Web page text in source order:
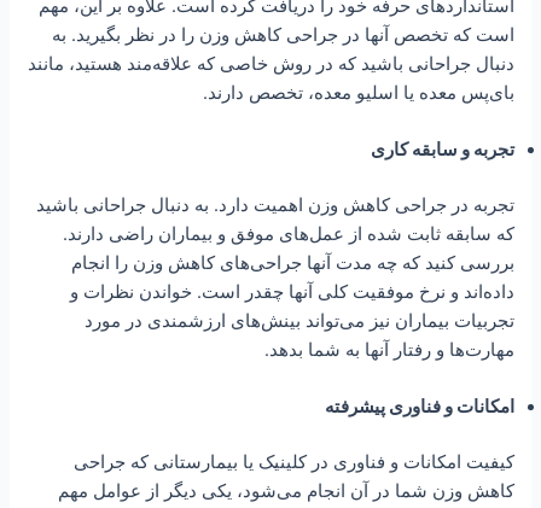
استانداردهای حرفه خود را دریافت کرده است. علاوه بر این، مهم
است که تخصص آنها در جراحی کاهش وزن را در نظر بگیرید. به
دنبال جراحانی باشید که در روش خاصی که علاقه‌مند هستید، مانند
بای‌پس معده یا اسلیو معده، تخصص دارند.
تجربه و سابقه کاری
تجربه در جراحی کاهش وزن اهمیت دارد. به دنبال جراحانی باشید
که سابقه ثابت شده از عمل‌های موفق و بیماران راضی دارند.
بررسی کنید که چه مدت آنها جراحی‌های کاهش وزن را انجام
داده‌اند و نرخ موفقیت کلی آنها چقدر است. خواندن نظرات و
تجربیات بیماران نیز می‌تواند بینش‌های ارزشمندی در مورد
مهارت‌ها و رفتار آنها به شما بدهد.
امکانات و فناوری پیشرفته
کیفیت امکانات و فناوری در کلینیک یا بیمارستانی که جراحی
کاهش وزن شما در آن انجام می‌شود، یکی دیگر از عوامل مهم